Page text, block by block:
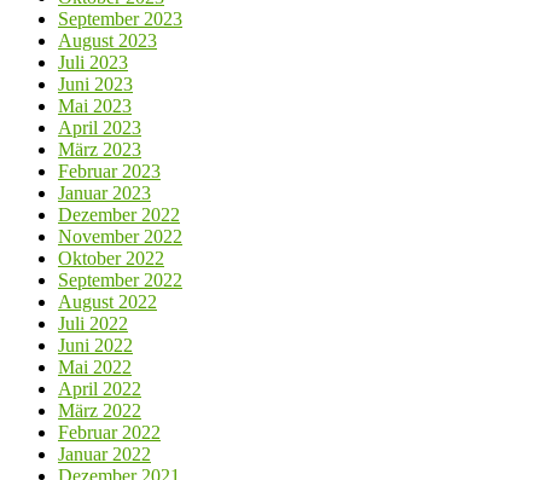
September 2023
August 2023
Juli 2023
Juni 2023
Mai 2023
April 2023
März 2023
Februar 2023
Januar 2023
Dezember 2022
November 2022
Oktober 2022
September 2022
August 2022
Juli 2022
Juni 2022
Mai 2022
April 2022
März 2022
Februar 2022
Januar 2022
Dezember 2021